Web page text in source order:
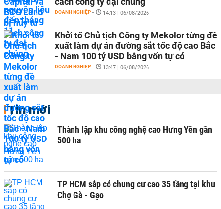
DOANH NGHIỆP - 14:13 | 06/08/2026
Khởi tố Chủ tịch Công ty Mekolor từng đề
xuất làm dự án đường sắt tốc độ cao Bắc
- Nam 100 tỷ USD bằng vốn tự có
DOANH NGHIỆP - 13:47 | 06/08/2026
Tin mới
Thành lập khu công nghệ cao Hưng Yên gần
500 ha
TP HCM sắp có chung cư cao 35 tầng tại khu
Chợ Gà - Gạo